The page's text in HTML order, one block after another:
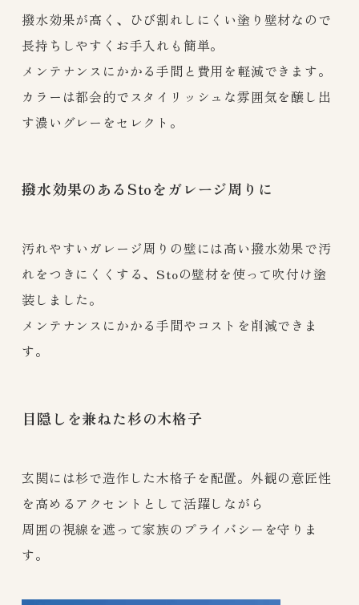
撥水効果が高く、ひび割れしにくい塗り壁材なので
長持ちしやすくお手入れも簡単。
メンテナンスにかかる手間と費用を軽減できます。
カラーは都会的でスタイリッシュな雰囲気を醸し出
す濃いグレーをセレクト。
撥水効果のあるStoをガレージ周りに
汚れやすいガレージ周りの壁には高い撥水効果で汚
れをつきにくくする、Stoの壁材を使って吹付け塗
装しました。
メンテナンスにかかる手間やコストを削減できま
す。
目隠しを兼ねた杉の木格子
玄関には杉で造作した木格子を配置。外観の意匠性
を高めるアクセントとして活躍しながら
周囲の視線を遮って家族のプライバシーを守りま
す。